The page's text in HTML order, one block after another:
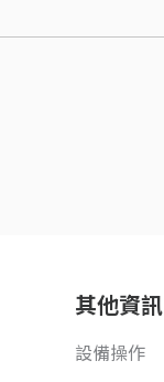
其他資訊
設備操作